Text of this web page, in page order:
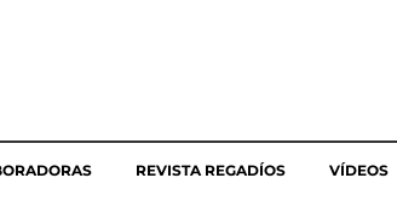
REVISTA REGADÍOS VÍDEOS